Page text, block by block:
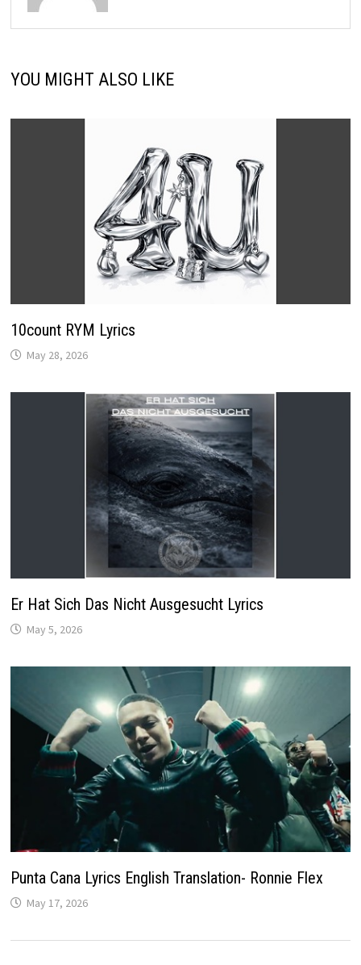
YOU MIGHT ALSO LIKE
10count RYM Lyrics
May 28, 2026
Er Hat Sich Das Nicht Ausgesucht Lyrics
May 5, 2026
Punta Cana Lyrics English Translation- Ronnie Flex
May 17, 2026